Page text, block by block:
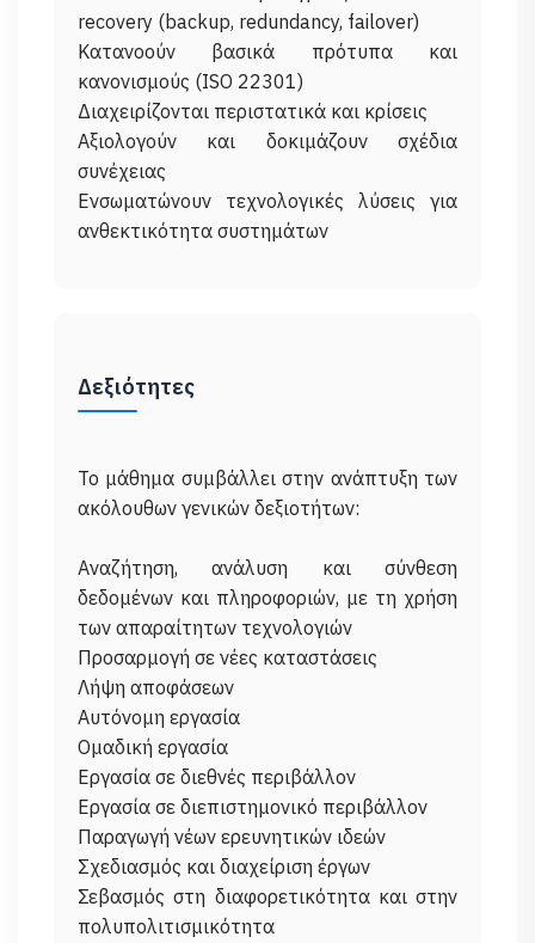
recovery (backup, redundancy, failover)
Κατανοούν βασικά πρότυπα και
κανονισμούς (ISO 22301)
Διαχειρίζονται περιστατικά και κρίσεις
Αξιολογούν και δοκιμάζουν σχέδια
συνέχειας
Ενσωματώνουν τεχνολογικές λύσεις για
Δεξιότητες
Το μάθημα συμβάλλει στην ανάπτυξη των
ακόλουθων γενικών δεξιοτήτων:
Αναζήτηση, ανάλυση και σύνθεση
δεδομένων και πληροφοριών, με τη χρήση
των απαραίτητων τεχνολογιών
Προσαρμογή σε νέες καταστάσεις
Λήψη αποφάσεων
Αυτόνομη εργασία
Ομαδική εργασία
Εργασία σε διεθνές περιβάλλον
Εργασία σε διεπιστημονικό περιβάλλον
Παραγωγή νέων ερευνητικών ιδεών
Σχεδιασμός και διαχείριση έργων
Σεβασμός στη διαφορετικότητα και στην
πολυπολιτισμικότητα